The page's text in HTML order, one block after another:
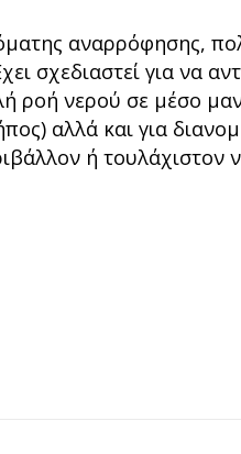
αναρρόφησης,
σχεδιαστεί για να
ροή νερού σε μέσο
αλλά και για
ή τουλάχιστον